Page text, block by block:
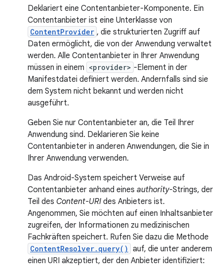
Deklariert eine Contentanbieter-Komponente. Ein
Contentanbieter ist eine Unterklasse von
ContentProvider , die strukturierten Zugriff auf
Daten ermöglicht, die von der Anwendung verwaltet
werden. Alle Contentanbieter in Ihrer Anwendung
müssen in einem <provider> -Element in der
Manifestdatei definiert werden. Andernfalls sind sie
dem System nicht bekannt und werden nicht
ausgeführt.
Geben Sie nur Contentanbieter an, die Teil Ihrer
Anwendung sind. Deklarieren Sie keine
Contentanbieter in anderen Anwendungen, die Sie in
Ihrer Anwendung verwenden.
Das Android-System speichert Verweise auf
Contentanbieter anhand eines authority-Strings, der
Teil des Content-URI des Anbieters ist.
Angenommen, Sie möchten auf einen Inhaltsanbieter
zugreifen, der Informationen zu medizinischen
Fachkräften speichert. Rufen Sie dazu die Methode
ContentResolver.query() auf, die unter anderem
einen URI akzeptiert, der den Anbieter identifiziert: